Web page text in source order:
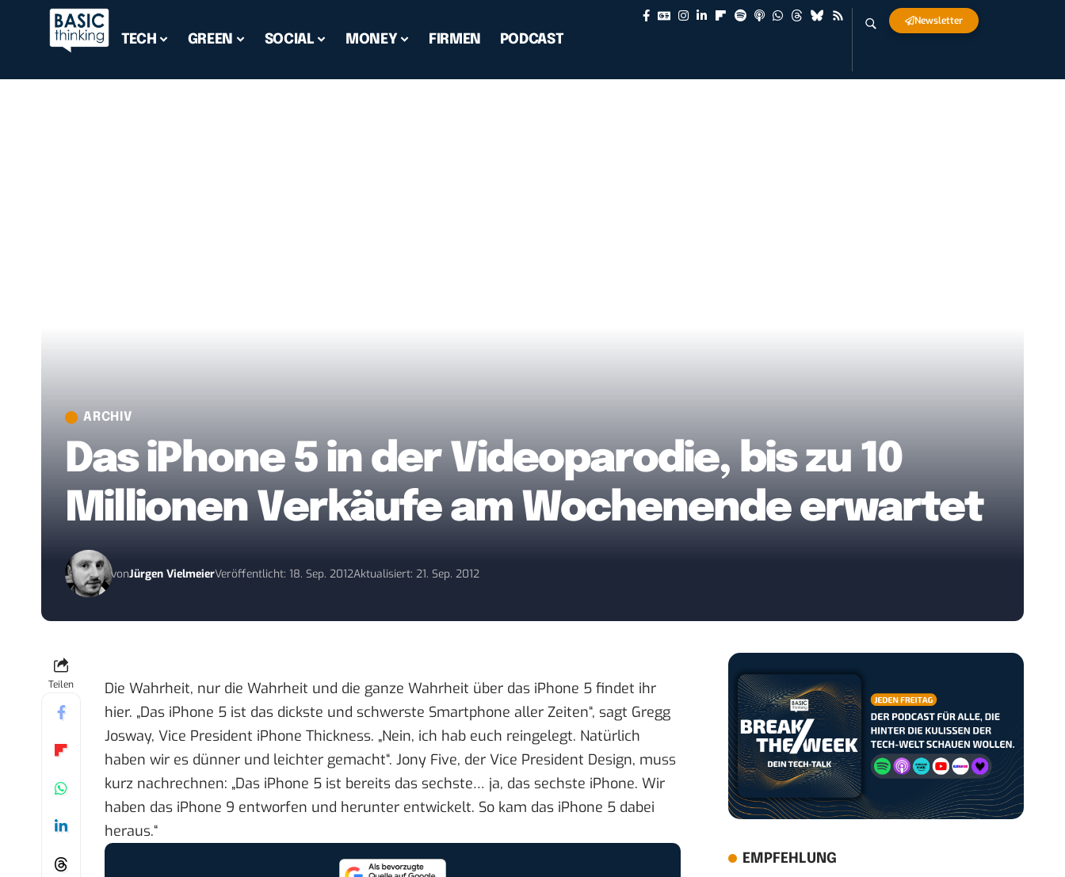
TECH GREEN SOCIAL MONEY FIRMEN PODCAST
Newsletter
ARCHIV
Das iPhone 5 in der Videoparodie, bis zu 10
Millionen Verkäufe am Wochenende erwartet
vonJürgen VielmeierVeröffentlicht: 18. Sep. 2012Aktualisiert: 21. Sep. 2012
Teilen
Die Wahrheit, nur die Wahrheit und die ganze Wahrheit über das iPhone 5 findet ihr
hier. „Das iPhone 5 ist das dickste und schwerste Smartphone aller Zeiten“, sagt Gregg
Josway, Vice President iPhone Thickness. „Nein, ich hab euch reingelegt. Natürlich
haben wir es dünner und leichter gemacht“. Jony Five, der Vice President Design, muss
kurz nachrechnen: „Das iPhone 5 ist bereits das sechste… ja, das sechste iPhone. Wir
haben das iPhone 9 entworfen und herunter entwickelt. So kam das iPhone 5 dabei
heraus.“
EMPFEHLUNG